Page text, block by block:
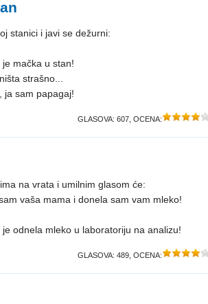
stanici i javi se dežurni:
mačka u stan!
strašno...
ja sam papagaj!
GLASOVA: 607 , OCENA:
na vrata i umilnim glasom će:
vaša mama i donela sam vam mleko!
odnela mleko u laboratoriju na analizu!
GLASOVA: 489 , OCENA: